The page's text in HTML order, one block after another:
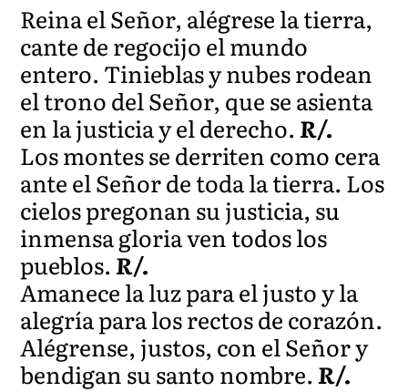
Reina el Señor, alégrese la tierra,
cante de regocijo el mundo
entero. Tinieblas y nubes rodean
el trono del Señor, que se asienta
en la justicia y el derecho.R/.
Los montes se derriten como cera
ante el Señor de toda la tierra. Los
cielos pregonan su justicia, su
inmensa gloria ven todos los
pueblos.R/.
Amanece la luz para el justo y la
alegría para los rectos de corazón.
Alégrense, justos, con el Señor y
bendigan su santo nombre.R/.